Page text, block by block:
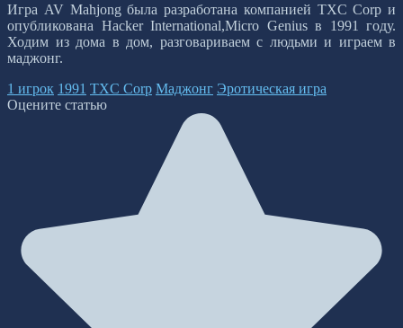
Игра AV Mahjong была разработана компанией TXC Corp и
опубликована Hacker International,Micro Genius в 1991 году.
Ходим из дома в дом, разговариваем с людьми и играем в
маджонг.
1 игрок 1991 TXC Corp Маджонг Эротическая игра
Оцените статью